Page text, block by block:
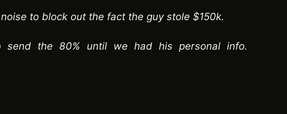
to block out the fact the guy stole $150k.
the 80% until we had his personal info.